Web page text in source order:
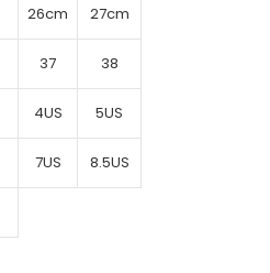
26cm 27cm
37 38
4US 5US
7US 8.5US